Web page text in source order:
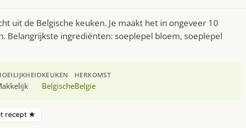
uit de Belgische keuken. Je maakt het in ongeveer 10
Belangrijkste ingrediënten: soeplepel bloem, soeplepel
KEUKEN
Belgische
HERKOMST
Belgie
recept ★